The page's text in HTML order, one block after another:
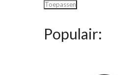
Toepassen
Populair: